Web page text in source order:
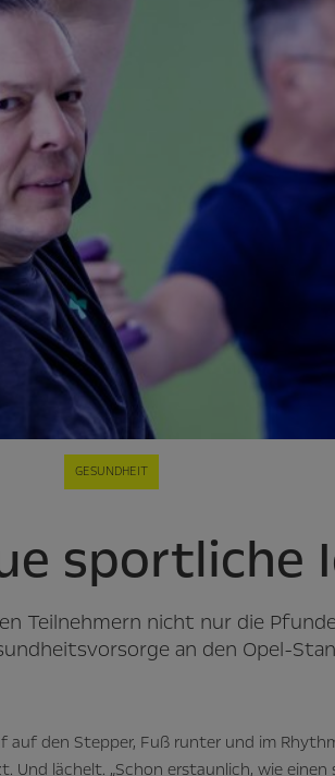
GESUNDHEIT
sportliche
Teilnehmern nicht nur die
an den Opel-
auf den Stepper, Fuß runter und im
Und lächelt. „Schon erstaunlich, wie